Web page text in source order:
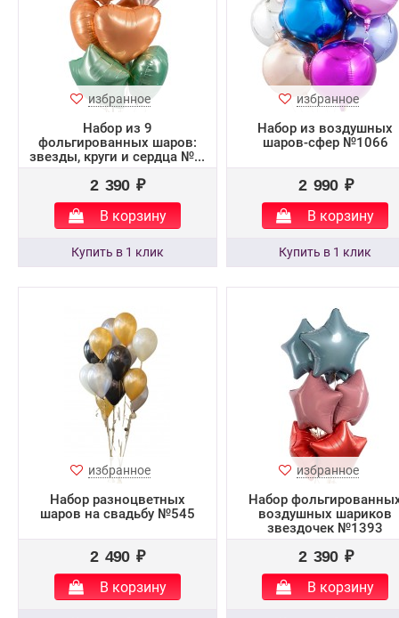
избранное
Набор из 9
фольгированных шаров:
звезды, круги и сердца №...
2 390 ₽
В корзину
избранное
Набор из воздушных
шаров-сфер №1066
2 990 ₽
В корзину
избранное
Набор разноцветных
шаров на свадьбу №545
2 490 ₽
В корзину
избранное
Набор
воздушных шариков
звездочек №1393
2 390 ₽
В корзину